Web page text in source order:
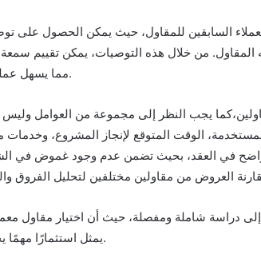
السابقين للمقاول، حيث يمكن الحصول على
من خلال هذه التوصيات، يمكن تقييم
مما يسهل عملية اتخاذ القرار النهائي.
يجب النظر إلى مجموعة من العوامل
الوقت المتوقع لإنجاز المشروع، وخدمات
في العقد، بحيث تضمن عدم وجود غموض في
إلى دراسة شاملة ومفصلة، حيث أن اختيار مقاول
يمثل استثمارًا مهمًا يجب التعامل معه بجدية.